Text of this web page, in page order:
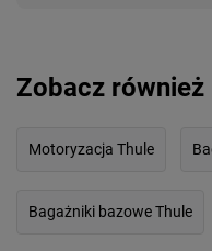
Zobacz również
Motoryzacja Thule
Bagażniki bazowe Thule